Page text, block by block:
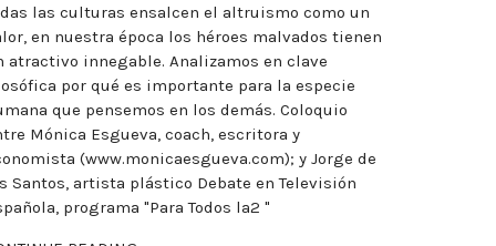
las culturas ensalcen el altruismo como un
en nuestra época los héroes malvados tienen
atractivo innegable. Analizamos en clave
por qué es importante para la especie
que pensemos en los demás. Coloquio
Mónica Esgueva, coach, escritora y
(www.monicaesgueva.com); y Jorge de
Santos, artista plástico Debate en Televisión
programa "Para Todos la2 "